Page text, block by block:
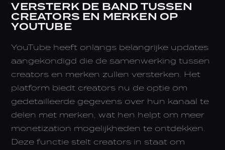
VERSTERK DE BAND TUSSEN
CREATORS EN MERKEN OP
YOUTUBE
YouTube heeft onlangs belangrijke updates
aangekondigd die de samenwerking tussen
creators en merken zullen versterken. Het
platform biedt creators nu de optie om
gedetailleerde gegevens over hun kanaal te
delen met merken, wat hen helpt om meer
monetization mogelijkheden te ontdekken.
Deze functie stelt creators in staat om